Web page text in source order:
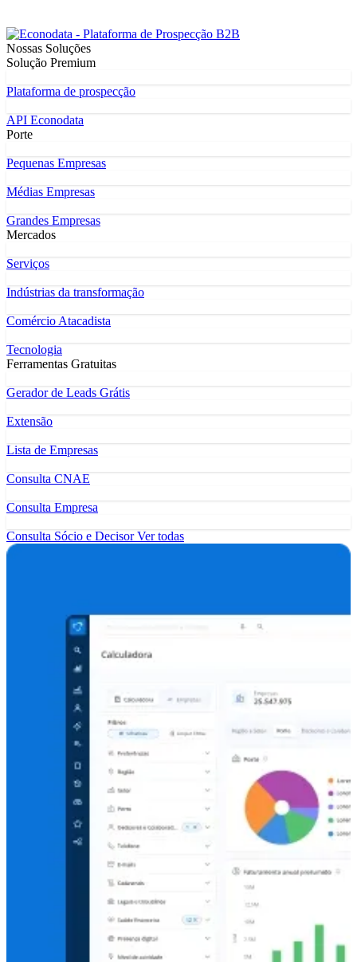
Nossas Soluções
Solução Premium
Plataforma de prospecção
API Econodata
Porte
Pequenas Empresas
Médias Empresas
Grandes Empresas
Mercados
Serviços
Indústrias da transformação
Comércio Atacadista
Tecnologia
Ferramentas Gratuitas
Gerador de Leads Grátis
Extensão
Lista de Empresas
Consulta CNAE
Consulta Empresa
Consulta Sócio e DecisorVer todas